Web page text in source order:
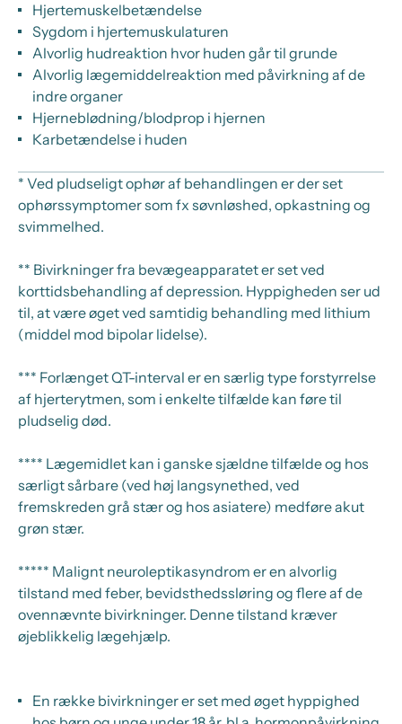
Hjertemuskelbetændelse
Sygdom i hjertemuskulaturen
Alvorlig hudreaktion hvor huden går til grunde
Alvorlig lægemiddelreaktion med påvirkning af de
indre organer
Hjerneblødning/blodprop i hjernen
Karbetændelse i huden
* Ved pludseligt ophør af behandlingen er der set
ophørssymptomer som fx søvnløshed, opkastning og
svimmelhed.
** Bivirkninger fra bevægeapparatet er set ved
korttidsbehandling af depression. Hyppigheden ser ud
til, at være øget ved samtidig behandling med lithium
(middel mod bipolar lidelse).
*** Forlænget QT-interval er en særlig type forstyrrelse
af hjerterytmen, som i enkelte tilfælde kan føre til
pludselig død.
**** Lægemidlet kan i ganske sjældne tilfælde og hos
særligt sårbare (ved høj langsynethed, ved
fremskreden grå stær og hos asiatere) medføre akut
grøn stær.
***** Malignt neuroleptikasyndrom er en alvorlig
tilstand med feber, bevidsthedssløring og flere af de
ovennævnte bivirkninger. Denne tilstand kræver
øjeblikkelig lægehjælp.
En række bivirkninger er set med øget hyppighed